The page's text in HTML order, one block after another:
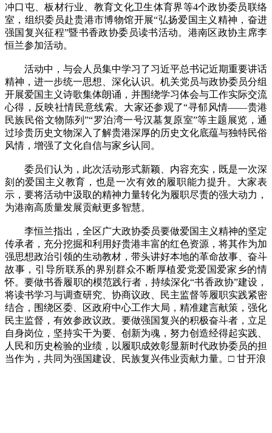
冲口屯、板材行业、教育文化卫生体育界等4个政协委员联络
室，组织委员赴贵港市博物馆开展“弘扬爱国主义精神，奋进
强国复兴征程”暨书香政协委员读书活动。港南区政协主席李
恒兰参加活动。
活动中，与会人员集中学习了习近平总书记近期重要讲话
精神，进一步统一思想、深化认识。机关党员与政协委员分组
开展爱国主义诗歌集体朗诵，并围绕学习体会与工作实际交流
心得，反映社情民意线索。大家还参观了“寻郁风情——贵港
民族民俗文物陈列”“罗泊湾一号汉墓复原室”等主题展览，通
过珍贵历史文物深入了解贵港深厚的历史文化底蕴与独特民俗
风情，增强了文化自信与家乡认同。
委员们认为，此次活动形式新颖、内容充实，既是一次深
刻的爱国主义教育，也是一次有效的履职能力提升。大家表
示，要将活动中汲取的精神力量转化为履职尽责的强大动力，
为港南高质量发展贡献更多智慧。
李恒兰指出，全区广大政协委员要做爱国主义精神的坚定
传承者，充分挖掘和利用好贵港丰富的红色资源，将其作为加
强思想政治引领的生动教材，带头讲好本地的革命故事、奋斗
故事，引导所联系的界别群众不断厚植爱党爱国爱家乡的情
怀。要做书香履职的模范践行者，持续深化“书香政协”建设，
将读书学习与调查研究、协商议政、民主监督等履职实践紧密
结合，围绕区委、区政府中心工作大局，精准建言献策，强化
民主监督，有效参政议政。要做强国复兴的积极奋斗者，立足
自身岗位，坚持实干为要、创新为魂，努力创造经得起实践、
人民和历史检验的业绩，以履职成效彰显新时代政协委员的担
当作为，共同为强国建设、民族复兴伟业贡献力量。□ 甘开浪